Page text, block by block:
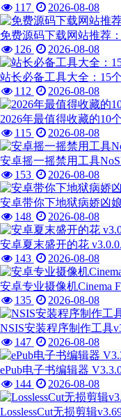
117
2026-08-08
免费源码下载网站推荐
126
2026-08-08
站长必备工具大全：15
112
2026-08-08
2026年最值得收藏的10
115
2026-08-08
安卓摇一摇禁用工具
153
2026-08-08
安卓带你下地狱病娇凶
148
2026-08-08
安卓夏末盛开的花
143
2026-08-08
安卓专业摄像机Cinema
135
2026-08-08
NSIS安装程序制作工具
147
2026-08-08
ePub电子书编辑器
144
2026-08-08
LosslessCut无损剪辑